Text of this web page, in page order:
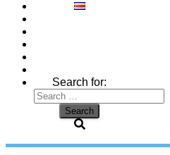
Search for: